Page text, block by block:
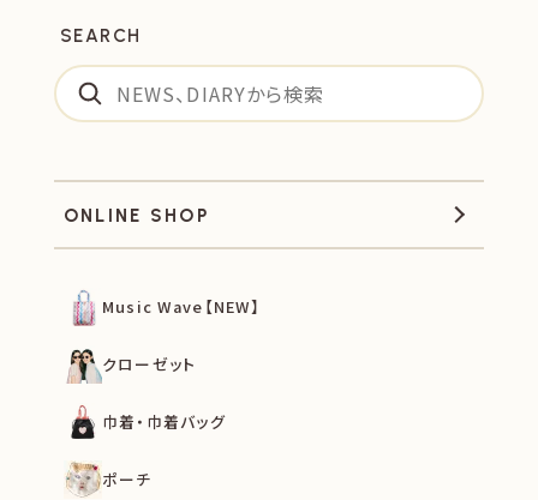
SEARCH
ONLINE SHOP
Music Wave【NEW】
クローゼット
巾着・巾着バッグ
ポーチ